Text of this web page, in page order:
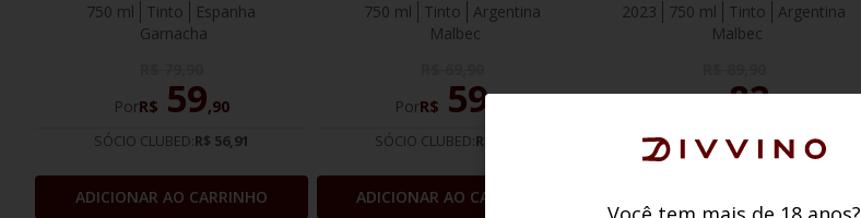
Tinto Espanha
750 ml
Garnacha
PorR$ 59,90
SÓCIO CLUBED:R$ 56,91
ADICIONAR AO CARRINHO
Tinto Argentina
750 ml
Malbec
PorR$ 59
SÓCIO CLUBED:R$ 56,91
ADICIONAR AO CARRINHO
Tinto Argentina
2023
750 ml
Malbec
82
SÓCIO CLUBED: R$ 78,76